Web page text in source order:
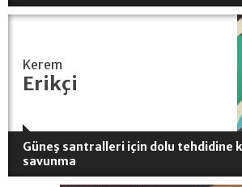
Kerem
Erikçi
Güneş santralleri için dolu tehdidine
savunma